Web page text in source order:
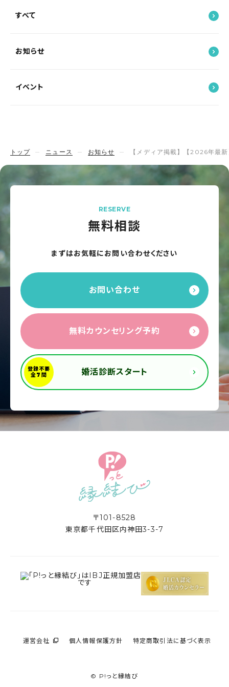
すべて
お知らせ
イベント
トップ ニュース お知らせ 【メディア掲載】【2026年最
RESERVE
無料相談
まずはお気軽にお問い合わせください
お問い合わせ
無料カウンセリング予約
婚活診断スタート
〒101-8528
東京都千代田区内神田3-3-7
運営会社 個人情報保護方針 特定商取引法に基づく表示
© P!っと縁結び